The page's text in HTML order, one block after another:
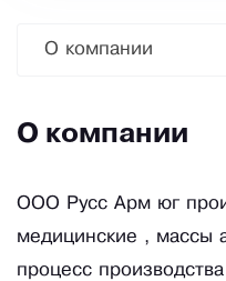
О компании
О компании
ООО Русс Арм юг
медицинские , массы
процесс